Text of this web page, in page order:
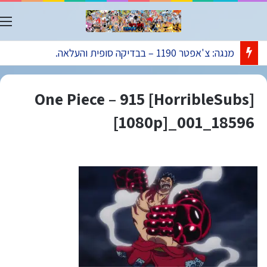
מנגה: צ'אפטר 1190 – בבדיקה סופית והעלאה.
[HorribleSubs] One Piece – 915
[1080p]_001_18596